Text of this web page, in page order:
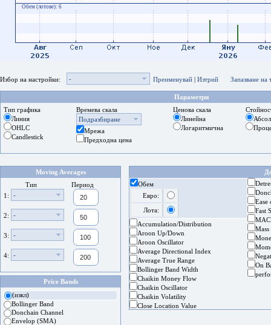
Обем (лотове): 6
Избор на настройки: - Преименувай | Изтрий Запазване на
Параметри
Тип графика
Линия
OHLC
Candlestick
Времева скала
Подразбиране
Мрежа
Предходна цена
Ценова скала
Линейна
Логаритмична
Moving Averages
Тип
Период
1:
-
2: -
3: -
4: -
Price Bands
(изкл)
Bollinger Band
Donchain Channel
Envelop (SMA)
Обем
Евро:
Лота:
Accumulation/Distribution
Aroon Up/Down
Aroon Oscillator
Average Directional Index
Average True Range
Bollinger Band Width
Chaikin Money Flow
Chaikin Oscillator
Chaikin Volatility
Close Location Value
Ease
Fast
On